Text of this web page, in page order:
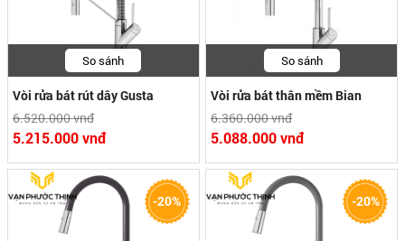
So sánh
Vòi rửa bát rút dây Gusta
6.520.000 vnđ
5.215.000 vnđ
So sánh
Vòi rửa bát thân mềm Bian
6.360.000 vnđ
5.088.000 vnđ
-20% -20%